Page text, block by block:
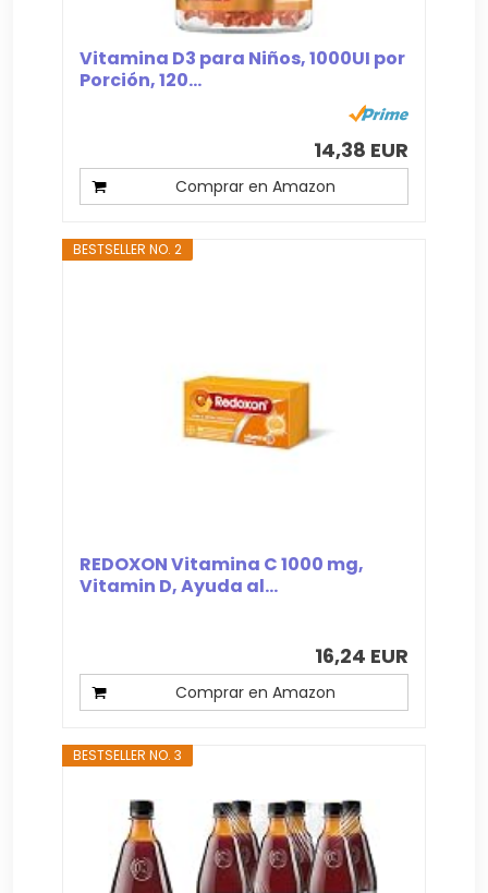
Vitamina D3 para Niños, 1000UI por
Porción, 120...
14,38 EUR
Comprar en Amazon
BESTSELLER NO. 2
REDOXON Vitamina C 1000 mg,
Vitamin D, Ayuda al...
16,24 EUR
Comprar en Amazon
BESTSELLER NO. 3